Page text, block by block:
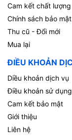
Cam kết chất lượng
Chính sách bảo mật
Thu cũ - Đổi mới
Mua lại
ĐIỀU KHOẢN
Diều khoản dịch vụ
Điều khoản sử dụng
Cam kết bảo mật
Giới thiệu
Liên hệ